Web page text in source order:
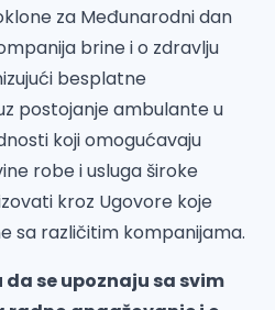
za Međunarodni dan
brine i o zdravlju
besplatne
postojanje ambulante u
koji omogućavaju
robe i usluga široke
kroz Ugovore koje
sa različitim kompanijama.
se upoznaju sa svim